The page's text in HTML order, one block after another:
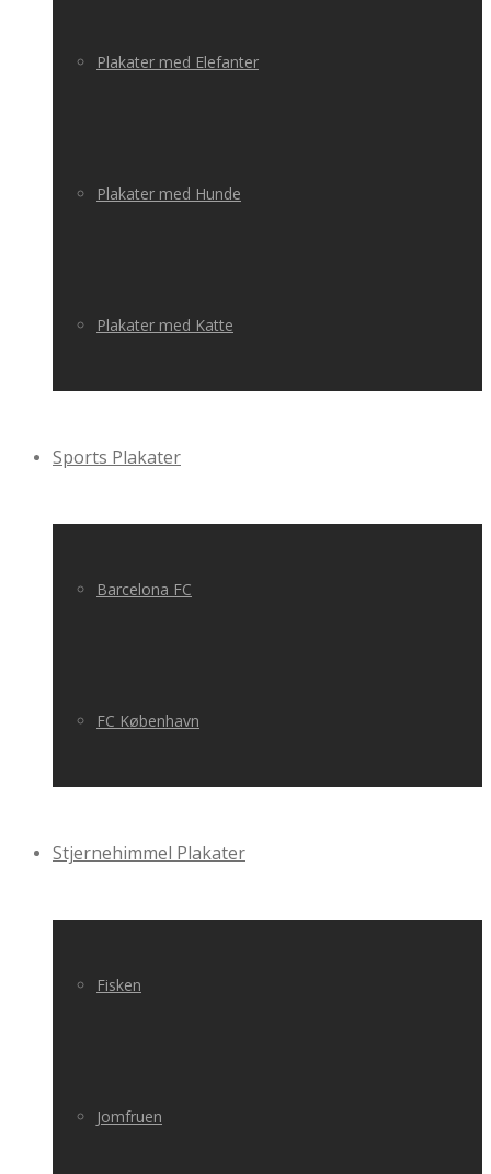
Plakater med Elefanter
Plakater med Hunde
Plakater med Katte
Sports Plakater
Barcelona FC
FC København
Stjernehimmel Plakater
Fisken
Jomfruen